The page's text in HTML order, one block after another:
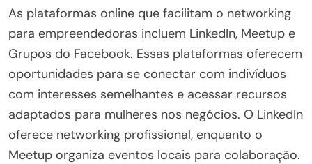
As plataformas online que facilitam o networking
para empreendedoras incluem LinkedIn, Meetup e
Grupos do Facebook. Essas plataformas oferecem
oportunidades para se conectar com indivíduos
com interesses semelhantes e acessar recursos
adaptados para mulheres nos negócios. O LinkedIn
oferece networking profissional, enquanto o
Meetup organiza eventos locais para colaboração.